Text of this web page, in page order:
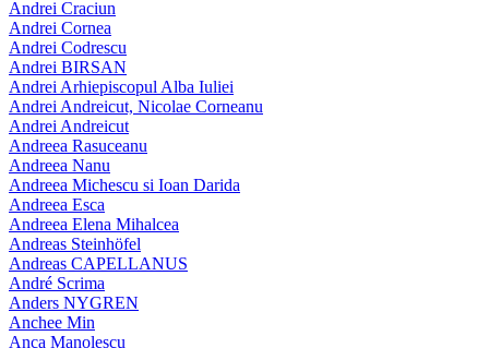
Andrei Craciun
Andrei Cornea
Andrei Codrescu
Andrei BIRSAN
Andrei Arhiepiscopul Alba Iuliei
Andrei Andreicut, Nicolae Corneanu
Andrei Andreicut
Andreea Rasuceanu
Andreea Nanu
Andreea Michescu si Ioan Darida
Andreea Esca
Andreea Elena Mihalcea
Andreas Steinhöfel
Andreas CAPELLANUS
André Scrima
Anders NYGREN
Anchee Min
Anca Manolescu